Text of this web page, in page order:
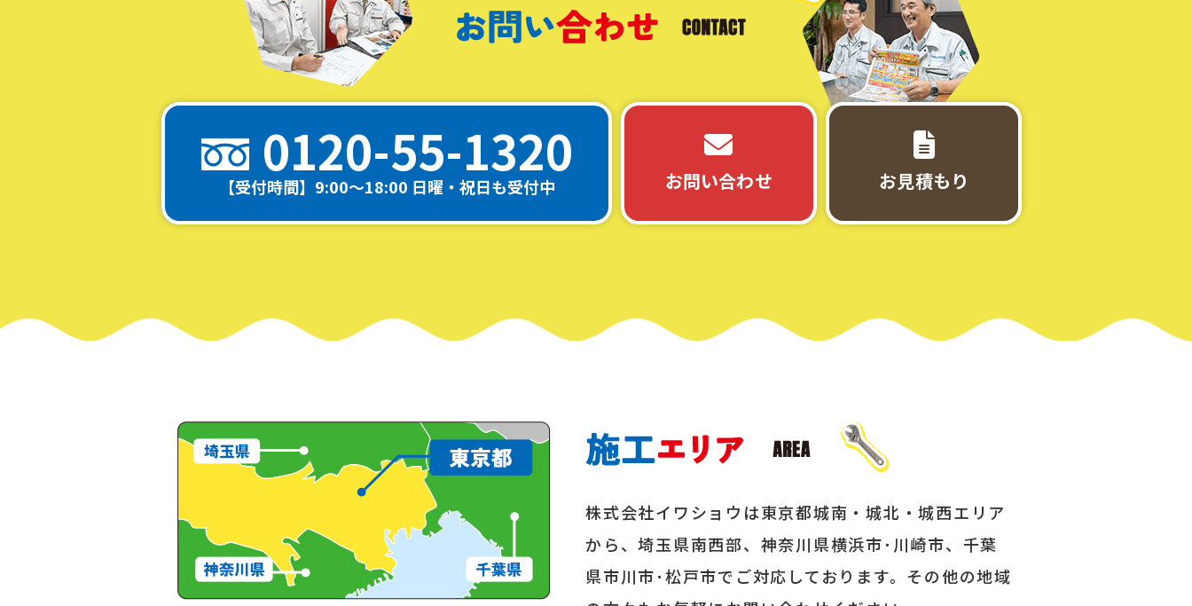
0120-55-1320
【受付時間】9:00～18:00 日曜・祝日も受付中 お問い合わせ お見積もり
株式会社イワショウは東京都城南・城北・城西エリア
から、埼玉県南西部、神奈川県横浜市･川崎市、千葉
県市川市･松戸市でご対応しております。その他の地域